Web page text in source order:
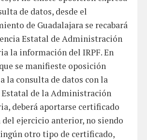
de datos, desde el
de Guadalajara se recabará
Estatal de Administración
la información del IRPF. En
se manifieste oposición
la consulta de datos con la
Estatal de la Administración
deberá aportarse certificado
del ejercicio anterior, no siendo
otro tipo de certificado,